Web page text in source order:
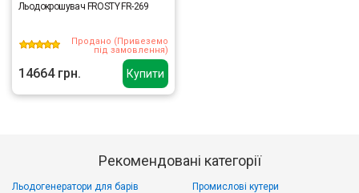
Купити
Льодокрошувач FROSTY FR-269
Продано (Привеземо
під замовлення)
14664 грн.
Рекомендовані категорії
Льодогенератори для барів
Промислові кутери